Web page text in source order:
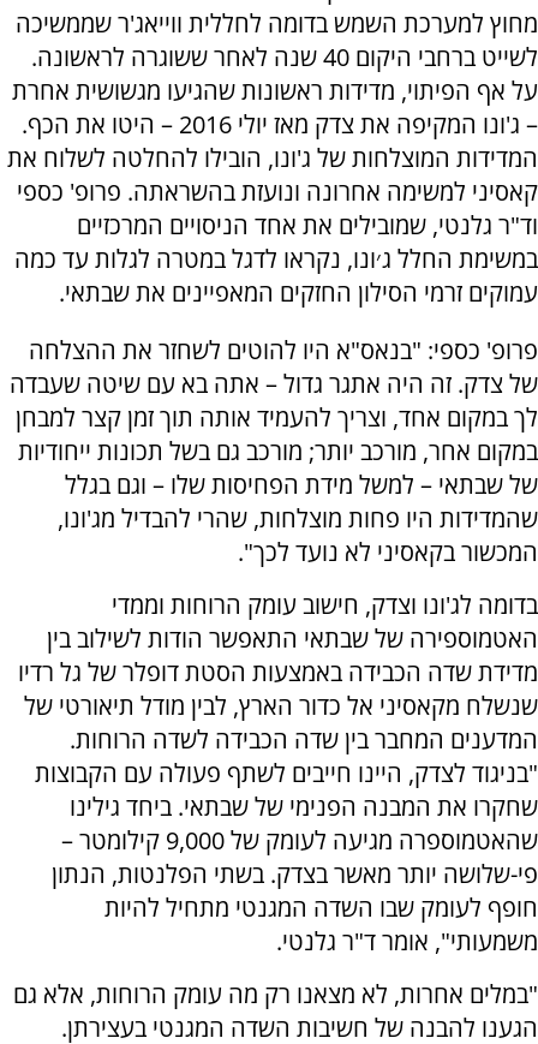
מחוץ למערכת השמש בדומה לחללית ווייאג'ר שממשיכה
לשייט ברחבי היקום 40 שנה לאחר ששוגרה לראשונה.
על אף הפיתוי, מדידות ראשונות שהגיעו מגשושית אחרת
– ג'ונו המקיפה את צדק מאז יולי 2016 – היטו את הכף.
המדידות המוצלחות של ג'ונו, הובילו להחלטה לשלוח את
קאסיני למשימה אחרונה ונועזת בהשראתה. פרופ' כספי
וד"ר גלנטי, שמובילים את אחד הניסויים המרכזיים
במשימת החלל ג׳ונו, נקראו לדגל במטרה לגלות עד כמה
עמוקים זרמי הסילון החזקים המאפיינים את שבתאי.
פרופ' כספי: "בנאס"א היו להוטים לשחזר את ההצלחה
של צדק. זה היה אתגר גדול – אתה בא עם שיטה שעבדה
לך במקום אחד, וצריך להעמיד אותה תוך זמן קצר למבחן
במקום אחר, מורכב יותר; מורכב גם בשל תכונות ייחודיות
של שבתאי – למשל מידת הפחיסות שלו – וגם בגלל
שהמדידות היו פחות מוצלחות, שהרי להבדיל מג'ונו,
המכשור בקאסיני לא נועד לכך".
בדומה לג'ונו וצדק, חישוב עומק הרוחות וממדי
האטמוספירה של שבתאי התאפשר הודות לשילוב בין
מדידת שדה הכבידה באמצעות הסטת דופלר של גל רדיו
שנשלח מקאסיני אל כדור הארץ, לבין מודל תיאורטי של
המדענים המחבר בין שדה הכבידה לשדה הרוחות.
"בניגוד לצדק, היינו חייבים לשתף פעולה עם הקבוצות
שחקרו את המבנה הפנימי של שבתאי. ביחד גילינו
שהאטמוספרה מגיעה לעומק של 9,000 קילומטר –
פי-שלושה יותר מאשר בצדק. בשתי הפלנטות, הנתון
חופף לעומק שבו השדה המגנטי מתחיל להיות
משמעותי", אומר ד"ר גלנטי.
"במלים אחרות, לא מצאנו רק מה עומק הרוחות, אלא גם
הגענו להבנה של חשיבות השדה המגנטי בעצירתן.